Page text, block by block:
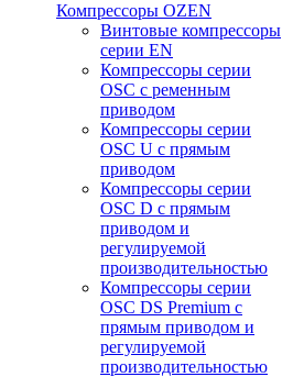
Компрессоры OZEN
Винтовые компрессоры
серии EN
Компрессоры серии
OSC с ременным
приводом
Компрессоры серии
OSC U с прямым
приводом
Компрессоры серии
OSC D с прямым
приводом и
регулируемой
производительностью
Компрессоры серии
OSC DS Premium с
прямым приводом и
регулируемой
производительностью